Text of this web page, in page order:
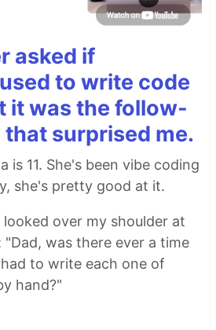
asked if
to write code
it was the follow-
surprised me.
is 11. She's been vibe coding
she's pretty good at it.
over my shoulder at
"Dad, was there ever a time
to write each one of
hand?"